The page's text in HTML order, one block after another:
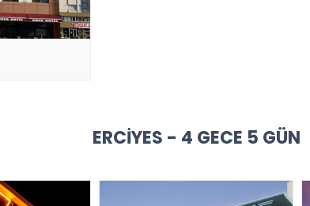
ERCIYES - 4 GECE 5 GÜN